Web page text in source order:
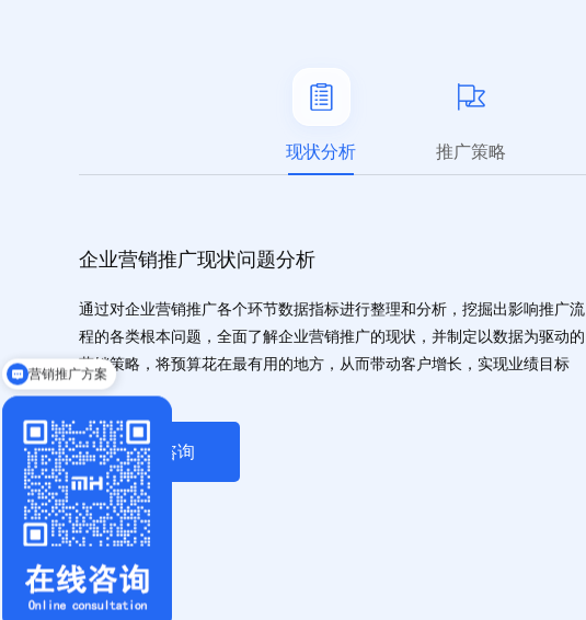
现状分析 推广策略
企业营销推广现状问题分析
通过对企业营销推广各个环节数据指标进行整理和分析，挖掘出影响推广流
程的各类根本问题，全面了解企业营销推广的现状，并制定以数据为驱动的
营销策略，将预算花在最有用的地方，从而带动客户增长，实现业绩目标
立刻咨询
获取报价单
营销推广方案